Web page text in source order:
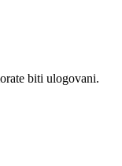
biti ulogovani.